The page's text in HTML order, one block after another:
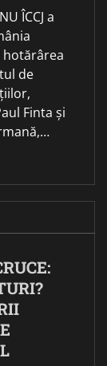
ÎCCJ a
hotărârea
de
Finta și